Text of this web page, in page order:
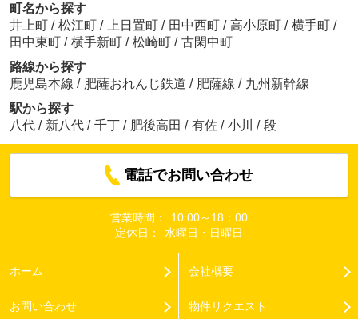
町名から探す
井上町 / 松江町 / 上日置町 / 田中西町 / 高小原町 / 横手町 /
田中東町 / 横手新町 / 松崎町 / 古閑中町
路線から探す
鹿児島本線 / 肥薩おれんじ鉄道 / 肥薩線 / 九州新幹線
駅から探す
八代 / 新八代 / 千丁 / 肥後高田 / 有佐 / 小川 / 段
電話でお問い合わせ
営業時間：
10:00～18：00
定休日：
水曜日・日曜日
ホーム 会社概要
お問い合わせ 物件リクエスト